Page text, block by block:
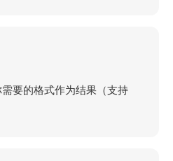
要的格式作为结果（支持